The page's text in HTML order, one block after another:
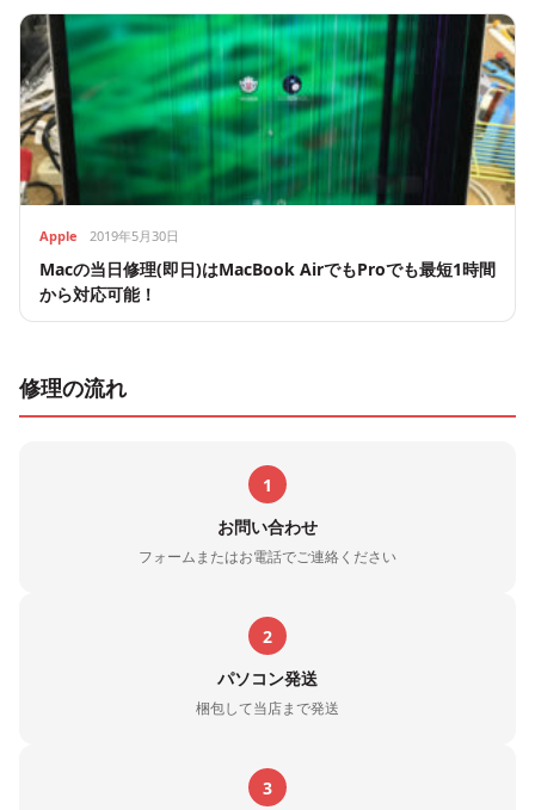
Apple 2019年5月30日
Macの当日修理(即日)はMacBook AirでもProでも最短1時間
から対応可能！
修理の流れ
1
お問い合わせ
フォームまたはお電話でご連絡ください
2
パソコン発送
梱包して当店まで発送
3